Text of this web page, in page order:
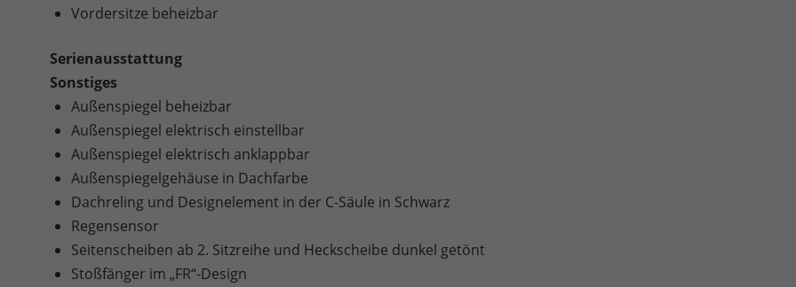
Vordersitze beheizbar
Serienausstattung
Sonstiges
Außenspiegel beheizbar
Außenspiegel elektrisch einstellbar
Außenspiegel elektrisch anklappbar
Außenspiegelgehäuse in Dachfarbe
Dachreling und Designelement in der C-Säule in Schwarz
Regensensor
Seitenscheiben ab 2. Sitzreihe und Heckscheibe dunkel getönt
Stoßfänger im „FR“-Design